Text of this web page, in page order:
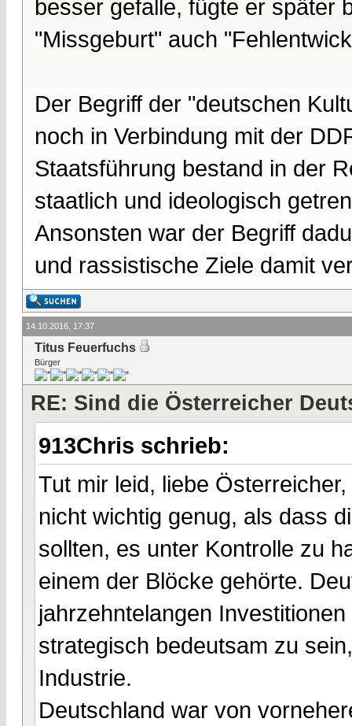
besser gefalle, fügte er später
"Missgeburt" auch
Der Begriff der "deutschen
noch in Verbindung mit der
Staatsführung bestand in der
staatlich und ideologisch
Ansonsten war der Begriff
und rassistische Ziele damit
14.10.2016, 17:37
Titus Feuerfuchs
Bürger
RE: Sind die Österreicher
913Chris schrieb:
Tut mir leid, liebe
nicht wichtig genug, als dass
sollten, es unter Kontrolle zu
einem der Blöcke gehörte.
jahrzehntelangen
strategisch bedeutsam zu
Industrie.
Deutschland war von